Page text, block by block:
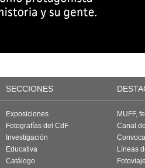
SECCIONES
Exposiciones
Fotografías del CdF
Investigación
Educativa
Catálogo
MUFF,
Canal
Líneas